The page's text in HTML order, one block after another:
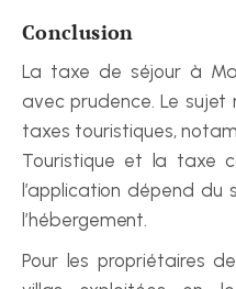
Conclusion
La taxe de séjour à
avec prudence. Le sujet
taxes touristiques,
Touristique et la taxe
l’application dépend
l’hébergement.
Pour les propriétaires